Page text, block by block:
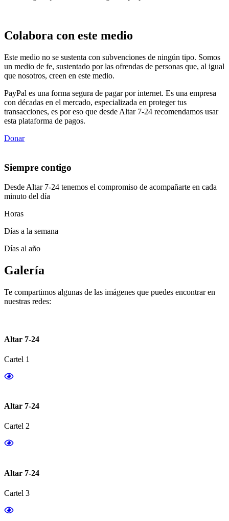
Colabora con este medio
Este medio no se sustenta con subvenciones de ningún tipo. Somos
un medio de fe, sustentado por las ofrendas de personas que, al igual
que nosotros, creen en este medio.
PayPal es una forma segura de pagar por internet. Es una empresa
con décadas en el mercado, especializada en proteger tus
transacciones, es por eso que desde Altar 7-24 recomendamos usar
esta plataforma de pagos.
Donar
Siempre contigo
Desde Altar 7-24 tenemos el compromiso de acompañarte en cada
minuto del día
Horas
Días a la semana
Días al año
Galería
Te compartimos algunas de las imágenes que puedes encontrar en
nuestras redes:
Altar 7-24
Cartel 1
Altar 7-24
Cartel 2
Altar 7-24
Cartel 3